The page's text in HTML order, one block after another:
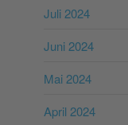
Juli 2024
Juni 2024
Mai 2024
April 2024